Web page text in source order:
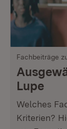
Fachbeiträge
Lupe
Welches
Kriterien?